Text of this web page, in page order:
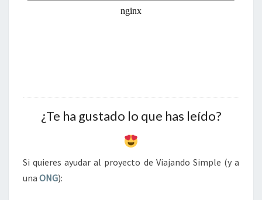
¿Te ha gustado lo que has leído?
Si quieres ayudar al proyecto de Viajando Simple (y a
una ONG):